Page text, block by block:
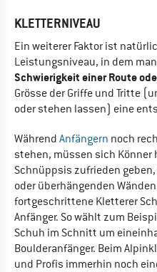
KLETTERNIVEAU
Ein weiterer Faktor ist
Leistungsniveau, in dem
Schwierigkeit einer Route
Grösse der Griffe und Tritte
oder stehen lassen) eine
Während Anfängern noch
stehen, müssen sich
Schnüppsis zufrieden
oder überhängenden
fortgeschrittene Kletterer
Anfänger. So wählt zum
Schuh im Schnitt um
Boulderanfänger. Beim
und Profis immerhin noch